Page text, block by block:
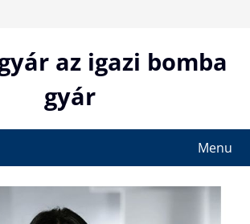
az igazi bomba
gyár
Menu